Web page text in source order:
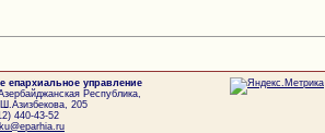
епархиальное управление
Республика,
205
440-43-52